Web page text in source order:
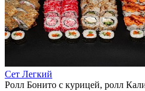
Сет Легкий
Ролл Бонито с курицей, ролл